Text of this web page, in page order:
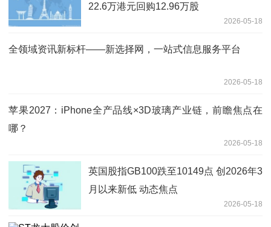
22.6万港元回购12.96万股
2026-05-18
全领域资讯新标杆——新选择网，一站式信息服务平台
2026-05-18
苹果2027：iPhone全产品线×3D玻璃产业链，前瞻焦点在
哪？
2026-05-18
英国股指GB100跌至10149点 创2026年3
月以来新低 动态焦点
2026-05-18